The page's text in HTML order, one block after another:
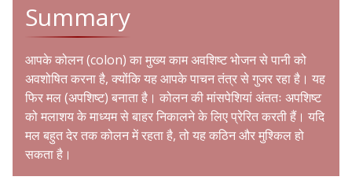
Summary
आपके कोलन (colon) का मुख्य काम अवशिष्ट भोजन से पानी को
अवशोषित करना है, क्योंकि यह आपके पाचन तंत्र से गुजर रहा है। यह
फिर मल (अपशिष्ट) बनाता है। कोलन की मांसपेशियां अंततः अपशिष्ट
को मलाशय के माध्यम से बाहर निकालने के लिए प्रेरित करती हैं। यदि
मल बहुत देर तक कोलन में रहता है, तो यह कठिन और मुश्किल हो
सकता है।